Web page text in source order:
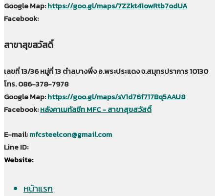
Google Map:https://goo.gl/maps/7ZZkt41owRtb7odUA
Facebook:
สาขาสุขสวัสดิ์
เลขที่ 13/36 หมู่ที่ 13 ตำลบางพึ่ง อ.พระประแดง จ.สมุทรปราการ 10130
โทร. 086-378-7978
Google Map:https://goo.gl/maps/sV1d76f717Bq5AAU8
Facebook:หลังคาเมทัลชีท MFC - สาขาสุขสวัสดิ์
E-mail:mfcsteelcon@gmail.com
Line ID:
Website:
หน้าแรก